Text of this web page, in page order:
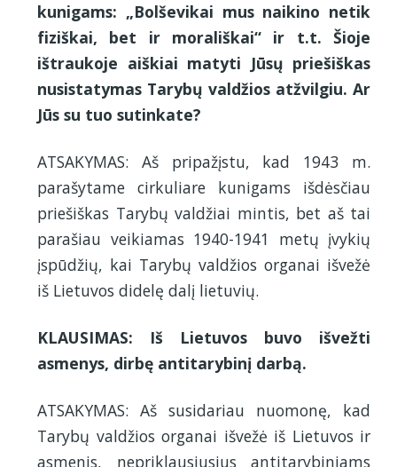
kunigams: „Bolševikai mus naikino netik
fiziškai, bet ir morališkai“ ir t.t. Šioje
ištraukoje aiškiai matyti Jūsų priešiškas
nusistatymas Tarybų valdžios atžvilgiu. Ar
Jūs su tuo sutinkate?
ATSAKYMAS: Aš pripažįstu, kad 1943 m.
parašytame cirkuliare kunigams išdėsčiau
priešiškas Tarybų valdžiai mintis, bet aš tai
parašiau veikiamas 1940-1941 metų įvykių
įspūdžių, kai Tarybų valdžios organai išvežė
iš Lietuvos didelę dalį lietuvių.
KLAUSIMAS: Iš Lietuvos buvo išvežti
asmenys, dirbę antitarybinį darbą.
ATSAKYMAS: Aš susidariau nuomonę, kad
Tarybų valdžios organai išvežė iš Lietuvos ir
asmenis, nepriklausiusius antitarybiniams